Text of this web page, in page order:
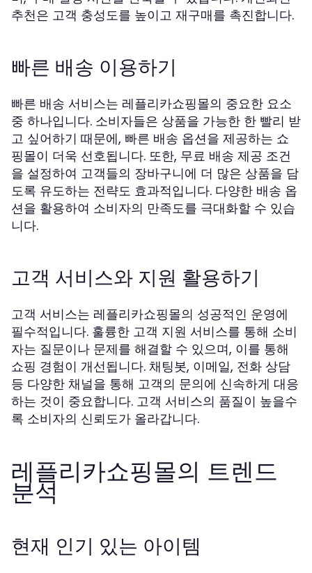
추천은 고객 충성도를 높이고 재구매를 촉진합니다.
빠른 배송 이용하기
빠른 배송 서비스는 레플리카쇼핑몰의 중요한 요소
중 하나입니다. 소비자들은 상품을 가능한 한 빨리 받
고 싶어하기 때문에, 빠른 배송 옵션을 제공하는 쇼
핑몰이 더욱 선호됩니다. 또한, 무료 배송 제공 조건
을 설정하여 고객들의 장바구니에 더 많은 상품을 담
도록 유도하는 전략도 효과적입니다. 다양한 배송 옵
션을 활용하여 소비자의 만족도를 극대화할 수 있습
니다.
고객 서비스와 지원 활용하기
고객 서비스는 레플리카쇼핑몰의 성공적인 운영에
필수적입니다. 훌륭한 고객 지원 서비스를 통해 소비
자는 질문이나 문제를 해결할 수 있으며, 이를 통해
쇼핑 경험이 개선됩니다. 채팅봇, 이메일, 전화 상담
등 다양한 채널을 통해 고객의 문의에 신속하게 대응
하는 것이 중요합니다. 고객 서비스의 품질이 높을수
록 소비자의 신뢰도가 올라갑니다.
레플리카쇼핑몰의 트렌드
분석
현재 인기 있는 아이템